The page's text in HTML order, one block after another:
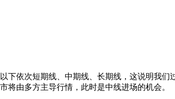
下依次短期线、中期线、长期线，这说明我
将由多方主导行情，此时是中线进场的机会。